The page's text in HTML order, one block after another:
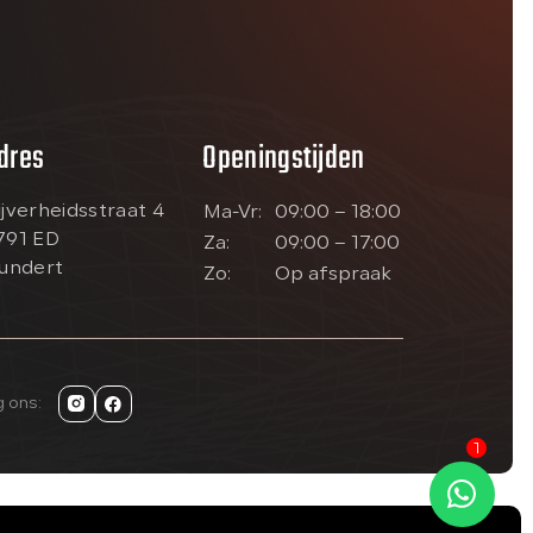
1
4
ED
Openingstijden
Ma-Vr:
09:00 – 18:00
Za:
09:00 – 17:00
Zo:
Op afspraak
ons: